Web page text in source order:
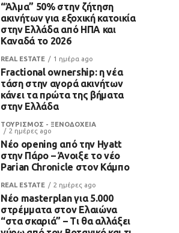
“Άλμα” 50% στην ζήτηση
ακινήτων για εξοχική κατοικία
στην Ελλάδα από ΗΠΑ και
Καναδά το 2026
REAL ESTATE 1 ημέρα ago
Fractional ownership: η νέα
τάση στην αγορά ακινήτων
κάνει τα πρώτα της βήματα
στην Ελλάδα
ΤΟΥΡΙΣΜΟΣ - ΞΕΝΟΔΟΧΕΙΑ
2 ημέρες ago
Νέο opening από την Hyatt
στην Πάρο – Άνοιξε το νέο
Parian Chronicle στον Κάμπο
REAL ESTATE 2 ημέρες ago
Νέο masterplan για 5.000
στρέμματα στον Ελαιώνα
“στα σκαριά” – Τι θα αλλάξει